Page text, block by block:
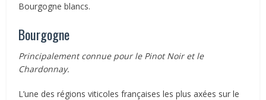
Bourgogne blancs.
Bourgogne
Principalement connue pour le Pinot Noir et le
Chardonnay.
L’une des régions viticoles françaises les plus axées sur le